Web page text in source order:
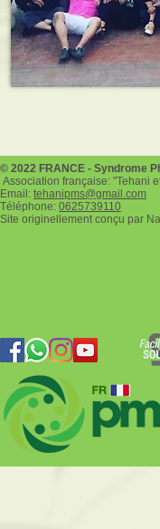
© 2022 FRANCE - Syndrome
Association française: "Tehani
Email: tehanipms@gmail.com
Téléphone: 0625739110
Site originellement conçu par